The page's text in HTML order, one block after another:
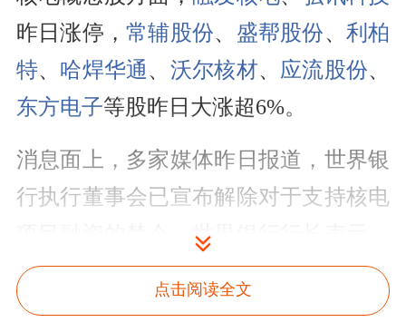
昨日涨停，常辅股份、 盛帮股份、 利柏
特、 哈焊华通、 沃尔核材、 应流股份、
东方电子等股昨日大涨超6%。
消息面上，多家媒体昨日报道，世界银
行执行董事会已宣布解除对于支持核电
项目融资的禁令。世界银行行长表示，
该行还将助力全球开发“小型模块化反
应堆”，以推动核电系统进一步普及。
点击阅读全文